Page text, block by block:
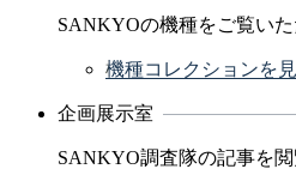
SANKYOの機種をご覧いた
機種コレクションを
企画展示室
SANKYO調査隊の記事を閲